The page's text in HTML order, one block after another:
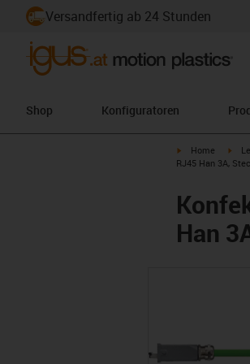
Versandfertig ab 24 Stunden
Shop Konfiguratoren
igus-icon-arrow-
Home
RJ45 Han 3A,
Han